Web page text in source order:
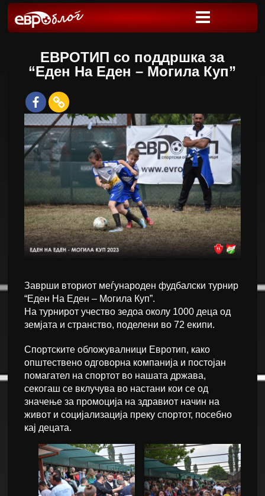
ЕВРОТИП со поддршка за
“Еден На Еден – Могила Куп”
Заврши вториот меѓународен фудбалски турнир
“Еден На Еден – Могила Куп”.
На турнирот учество зедоа околу 1000 деца од
земјата и странство, поделени во 72 екипи.
Спортските обложувалници Евротип, како
општествено одговорна компанија и постојан
помагател на спортот во нашата држава,
секогаш се вклучува во настани кои се од
значење за промоција на здравиот начин на
живот и социјализација преку спортот, посебно
кај децата.